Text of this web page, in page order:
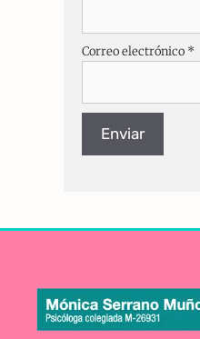
Correo electrónico *